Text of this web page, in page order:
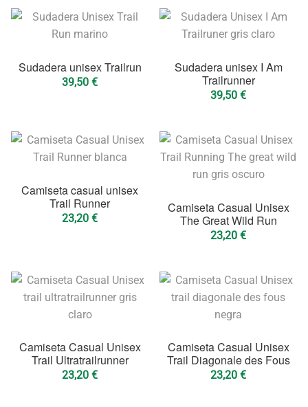
Sudadera unisex Trailrun
39,50 €
Sudadera unisex I Am
Trailrunner
39,50 €
Camiseta casual unisex
Trail Runner
23,20 €
Camiseta Casual Unisex
The Great Wild Run
23,20 €
Camiseta Casual Unisex
Trail Ultratrailrunner
23,20 €
Camiseta Casual Unisex
Trail Diagonale des Fous
23,20 €